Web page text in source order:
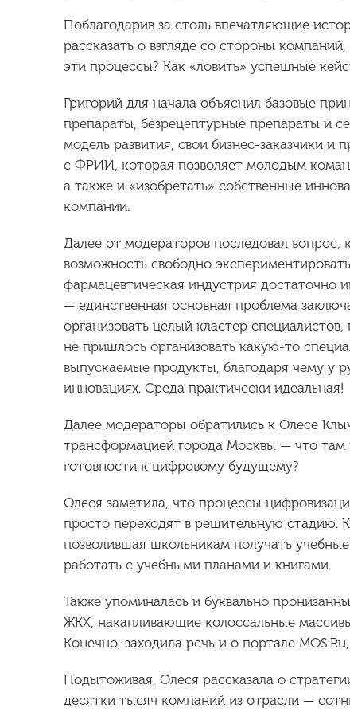
Поблагодарив за столь впечатляющие
рассказать о взгляде со стороны
эти процессы? Как «ловить» успешные
Григорий для начала объяснил базовые
препараты, безрецептурные препараты и
модель развития, свои бизнес-заказчики
с ФРИИ, которая позволяет молодым
а также и «изобретать» собственные
компании.
Далее от модераторов последовал
возможность свободно
фармацевтическая индустрия достаточно
— единственная основная проблема
организовать целый кластер
не пришлось организовать какую-то
выпускаемые продукты, благодаря чему у
инновациях. Среда практически идеальная!
Далее модераторы обратились к Олесе
трансформацией города Москвы — что там
готовности к цифровому будущему?
Олеся заметила, что процессы
просто переходят в решительную стадию.
позволившая школьникам получать
работать с учебными планами и книгами.
Также упоминалась и буквально
ЖКХ, накапливающие колоссальные
Конечно, заходила речь и о портале
Подытоживая, Олеся рассказала о
десятки тысяч компаний из отрасли —